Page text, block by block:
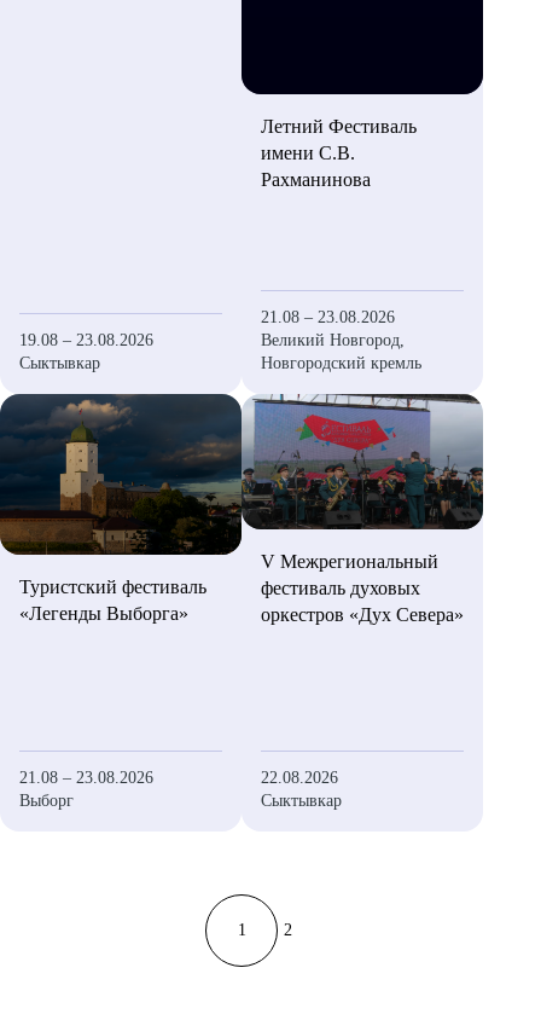
19.08 – 23.08.2026
Сыктывкар
Летний Фестиваль
имени С.В.
Рахманинова
21.08 – 23.08.2026
Великий Новгород,
Новгородский кремль
Туристский фестиваль
«Легенды Выборга»
21.08 – 23.08.2026
Выборг
V Межрегиональный
фестиваль духовых
оркестров «Дух Севера»
22.08.2026
Сыктывкар
1 2